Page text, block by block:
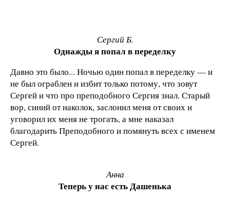
Сергий Б.
Однажды я попал в переделку
Давно это было... Ночью один попал в переделку — и
не был ограблен и избит только потому, что зовут
Сергей и что про преподобного Сергия знал. Старый
вор, синий от наколок, заслонил меня от своих и
уговорил их меня не трогать, а мне наказал
благодарить Преподобного и помянуть всех с именем
Сергей.
Анна
Теперь у нас есть Дашенька